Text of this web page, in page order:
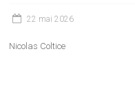
techniques
du
22 mai 2026
Nicolas Coltice